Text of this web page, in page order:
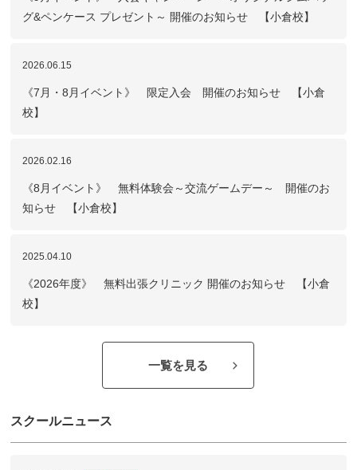
グ&ペンケース プレゼント～ 開催のお知らせ 【小倉校】
2026.06.15
《7月・8月イベント》 限定入会 開催のお知らせ 【小倉
校】
2026.02.16
《8月イベント》 無料体験会～交流ゲームデー～ 開催のお
知らせ 【小倉校】
2025.04.10
《2026年度》 無料出張クリニック 開催のお知らせ 【小倉
校】
一覧を見る
スクールニュース